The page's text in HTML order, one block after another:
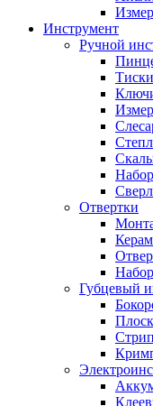
Инструмент
Ручной
Тиски
Отвертки
Губцевый